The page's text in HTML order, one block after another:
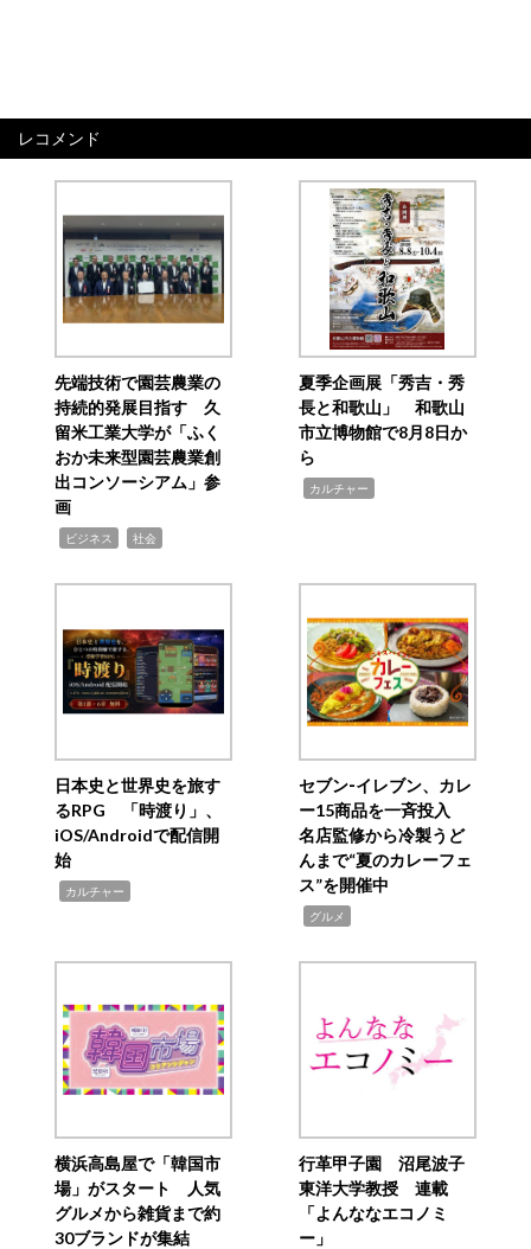
レコメンド
先端技術で園芸農業の
持続的発展目指す 久
留米工業大学が「ふく
おか未来型園芸農業創
出コンソーシアム」参
画
ビジネス 社会
夏季企画展「秀吉・秀
長と和歌山」 和歌山
市立博物館で8月8日か
ら
カルチャー
日本史と世界史を旅す
るRPG 「時渡り」、
iOS/Androidで配信開
始
カルチャー
セブン‐イレブン、カレ
ー15商品を一斉投入
名店監修から冷製うど
んまで“夏のカレーフェ
ス”を開催中
グルメ
横浜高島屋で「韓国市
場」がスタート 人気
グルメから雑貨まで約
30ブランドが集結
行革甲子園 沼尾波子
東洋大学教授 連載
「よんななエコノミ
ー」